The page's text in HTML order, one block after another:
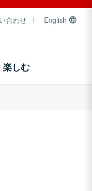
合わせ English
楽しむ